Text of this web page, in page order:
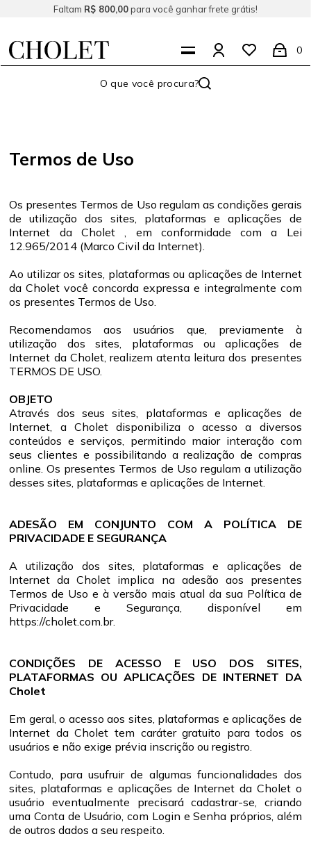
Faltam R$ 800,00para você ganhar frete grátis!
0
Termos de Uso
Os presentes Termos de Uso regulam as condições gerais
de utilização dos sites, plataformas e aplicações de
Internet da Cholet , em conformidade com a Lei
12.965/2014 (Marco Civil da Internet).
Ao utilizar os sites, plataformas ou aplicações de Internet
da Cholet você concorda expressa e integralmente com
os presentes Termos de Uso.
Recomendamos aos usuários que, previamente à
utilização dos sites, plataformas ou aplicações de
Internet da Cholet, realizem atenta leitura dos presentes
TERMOS DE USO.
OBJETO
Através dos seus sites, plataformas e aplicações de
Internet, a Cholet disponibiliza o acesso a diversos
conteúdos e serviços, permitindo maior interação com
seus clientes e possibilitando a realização de compras
online. Os presentes Termos de Uso regulam a utilização
desses sites, plataformas e aplicações de Internet.
ADESÃO EM CONJUNTO COM A POLÍTICA DE
PRIVACIDADE E SEGURANÇA
A utilização dos sites, plataformas e aplicações de
Internet da Cholet implica na adesão aos presentes
Termos de Uso e à versão mais atual da sua Política de
Privacidade e Segurança, disponível em
https://cholet.com.br.
CONDIÇÕES DE ACESSO E USO DOS SITES,
PLATAFORMAS OU APLICAÇÕES DE INTERNET DA
Cholet
Em geral, o acesso aos sites, plataformas e aplicações de
Internet da Cholet tem caráter gratuito para todos os
usuários e não exige prévia inscrição ou registro.
Contudo, para usufruir de algumas funcionalidades dos
sites, plataformas e aplicações de Internet da Cholet o
usuário eventualmente precisará cadastrar-se, criando
uma Conta de Usuário, com Login e Senha próprios, além
de outros dados a seu respeito.